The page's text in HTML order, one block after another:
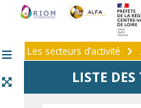
Les secteurs d’activité
LISTE
Panneau de gestion des